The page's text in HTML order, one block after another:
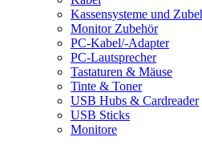
Kassensysteme und
Monitor Zubehör
PC-Kabel/-Adapter
PC-Lautsprecher
Tastaturen & Mäuse
Tinte & Toner
USB Hubs & Cardreader
USB Sticks
Monitore